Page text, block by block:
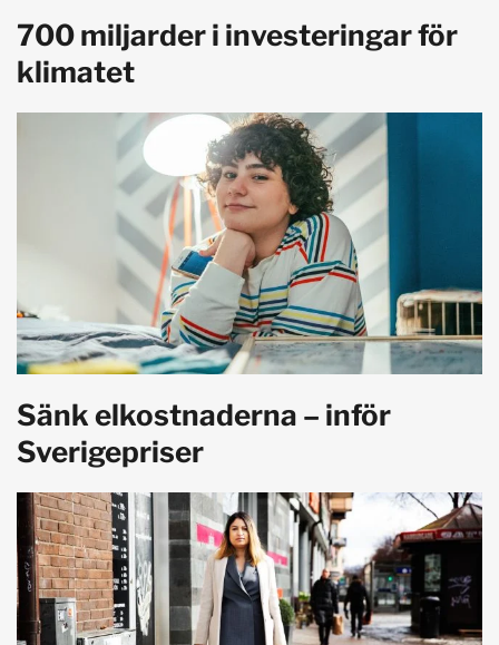
700 miljarder i investeringar för
klimatet
Sänk elkostnaderna – inför
Sverigepriser